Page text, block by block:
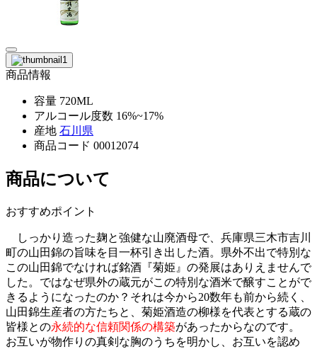
商品情報
容量 720ML
アルコール度数 16%~17%
産地 石川県
商品コード 00012074
商品について
おすすめポイント
しっかり造った麹と強健な山廃酒母で、兵庫県三木市吉川
町の山田錦の旨味を目一杯引き出した酒。県外不出で特別な
この山田錦でなければ銘酒『菊姫』の発展はありえませんで
した。ではなぜ県外の蔵元がこの特別な酒米で醸すことがで
きるようになったのか？それは今から20数年も前から続く、
山田錦生産者の方たちと、菊姫酒造の柳様を代表とする蔵の
皆様との永続的な信頼関係の構築があったからなのです。
お互いが物作りの真剣な胸のうちを明かし、お互いを認め